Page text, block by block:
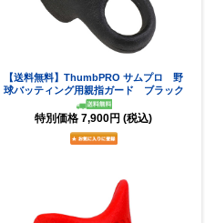
【送料無料】ThumbPRO サムプロ 野
球バッティング用親指ガード ブラック
特別価格 7,900円 (税込)